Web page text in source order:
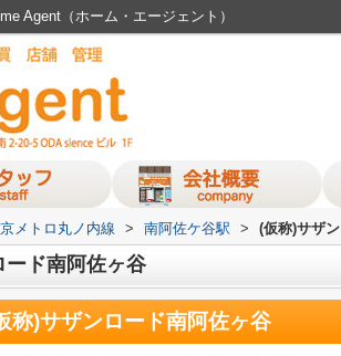
Agent（ホーム・エージェント）
メトロ丸ノ内線 > 南阿佐ケ谷駅 > (仮称)サザ
ド南阿佐ヶ谷
称)サザンロード南阿佐ヶ谷